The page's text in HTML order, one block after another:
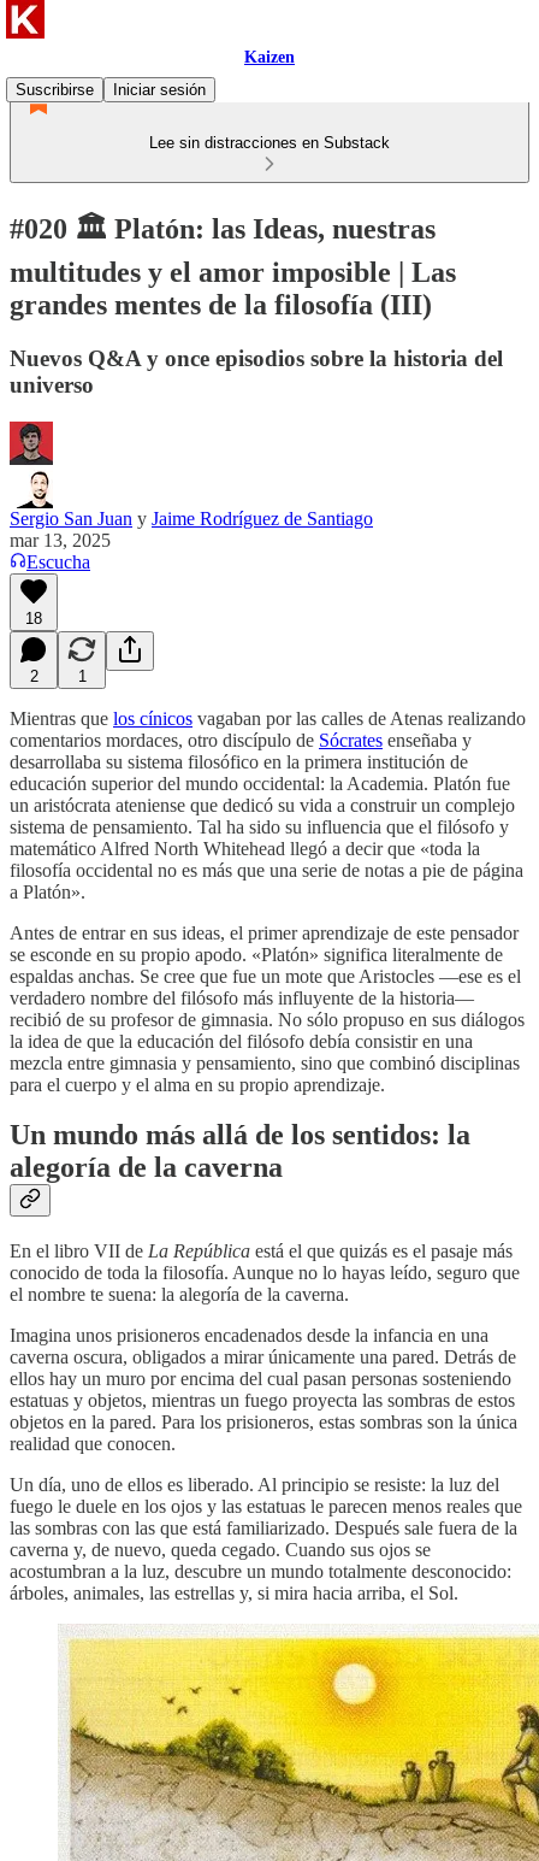
Kaizen
Suscribirse
Iniciar sesión
Lee sin distracciones en Substack
#020 🏛️ Platón: las Ideas, nuestras
multitudes y el amor imposible | Las
grandes mentes de la filosofía (III)
Nuevos Q&A y once episodios sobre la historia del
universo
Sergio San Juan y Jaime Rodríguez de Santiago
mar 13, 2025
Escucha
18
2 1
Mientras que los cínicos vagaban por las calles de Atenas realizando
comentarios mordaces, otro discípulo de Sócrates enseñaba y
desarrollaba su sistema filosófico en la primera institución de
educación superior del mundo occidental: la Academia. Platón fue
un aristócrata ateniense que dedicó su vida a construir un complejo
sistema de pensamiento. Tal ha sido su influencia que el filósofo y
matemático Alfred North Whitehead llegó a decir que «toda la
filosofía occidental no es más que una serie de notas a pie de página
a Platón».
Antes de entrar en sus ideas, el primer aprendizaje de este pensador
se esconde en su propio apodo. «Platón» significa literalmente de
espaldas anchas. Se cree que fue un mote que Aristocles —ese es el
verdadero nombre del filósofo más influyente de la historia—
recibió de su profesor de gimnasia. No sólo propuso en sus diálogos
la idea de que la educación del filósofo debía consistir en una
mezcla entre gimnasia y pensamiento, sino que combinó disciplinas
para el cuerpo y el alma en su propio aprendizaje.
Un mundo más allá de los sentidos: la
alegoría de la caverna
En el libro VII de La República está el que quizás es el pasaje más
conocido de toda la filosofía. Aunque no lo hayas leído, seguro que
el nombre te suena: la alegoría de la caverna.
Imagina unos prisioneros encadenados desde la infancia en una
caverna oscura, obligados a mirar únicamente una pared. Detrás de
ellos hay un muro por encima del cual pasan personas sosteniendo
estatuas y objetos, mientras un fuego proyecta las sombras de estos
objetos en la pared. Para los prisioneros, estas sombras son la única
realidad que conocen.
Un día, uno de ellos es liberado. Al principio se resiste: la luz del
fuego le duele en los ojos y las estatuas le parecen menos reales que
las sombras con las que está familiarizado. Después sale fuera de la
caverna y, de nuevo, queda cegado. Cuando sus ojos se
acostumbran a la luz, descubre un mundo totalmente desconocido:
árboles, animales, las estrellas y, si mira hacia arriba, el Sol.